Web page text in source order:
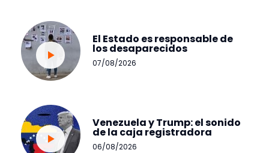
El Estado es responsable de
los desaparecidos
07/08/2026
Venezuela y Trump: el sonido
de la caja registradora
06/08/2026